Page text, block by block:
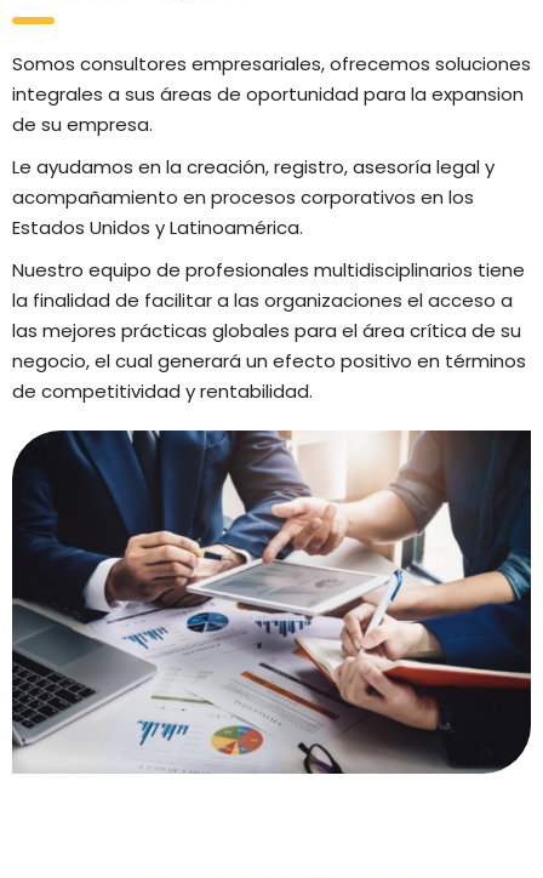
Somos consultores empresariales, ofrecemos soluciones
integrales a sus áreas de oportunidad para la expansion
de su empresa.
Le ayudamos en la creación, registro, asesoría legal y
acompañamiento en procesos corporativos en los
Estados Unidos y Latinoamérica.
Nuestro equipo de profesionales multidisciplinarios tiene
la finalidad de facilitar a las organizaciones el acceso a
las mejores prácticas globales para el área crítica de su
negocio, el cual generará un efecto positivo en términos
de competitividad y rentabilidad.